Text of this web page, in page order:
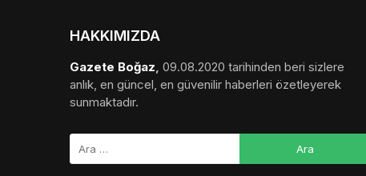
HAKKIMIZDA
Gazete Boğaz, 09.08.2020 tarihinden beri sizlere
anlık, en güncel, en güvenilir haberleri özetleyerek
sunmaktadır.